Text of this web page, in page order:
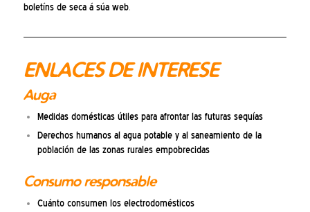
boletíns de seca á súa web.
ENLACES DE INTERESE
Auga
Medidas domésticas útiles para afrontar las futuras sequías
Derechos humanos al agua potable y al saneamiento de la
población de las zonas rurales empobrecidas
Consumo responsable
Cuánto consumen los electrodomésticos